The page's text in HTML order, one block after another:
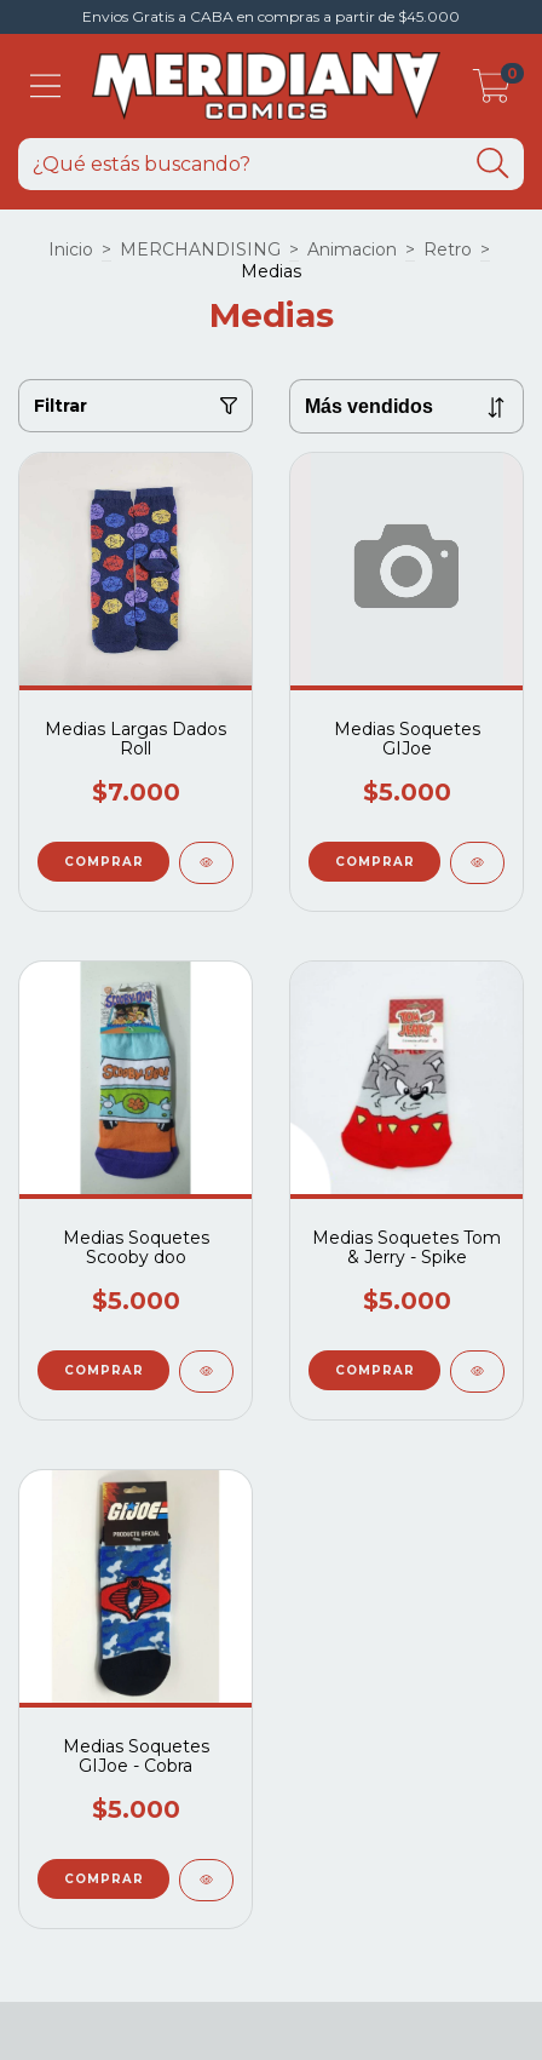
Envios Gratis a CABA en compras a partir de $45.000
0
Inicio > MERCHANDISING > Animacion > Retro >
Medias
Medias
Filtrar
Medias Largas Dados
Roll
$7.000
Medias Soquetes
GIJoe
$5.000
Medias Soquetes
Scooby doo
$5.000
Medias Soquetes Tom
& Jerry - Spike
$5.000
Medias Soquetes
GIJoe - Cobra
$5.000